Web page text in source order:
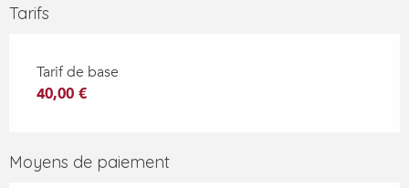
Tarifs
Tarif de base
40,00 €
Moyens de paiement